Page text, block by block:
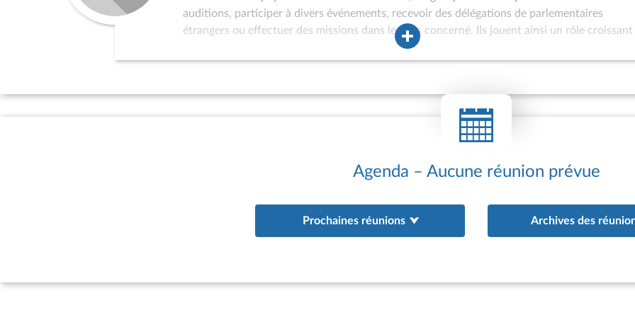
auditions, participer à divers événements, recevoir des délégations de parlementaires
étrangers ou effectuer des missions dans le pays concerné. Ils jouent ainsi un rôle croissant
dans la politique de relations internationales de l’Assemblée nationale et peuvent être
au programme de réception à l’Assemblée des hautes personnalités étrangères ou à
sollicités pour servir de point d’appui aux actions de coopération interparlementaire
par l’Assemblée nationale au bénéfice de parlements étrangers. Depuis 1981, des groupes
d’études à vocation internationale (GEVI) peuvent être constitués afin d’offrir un cadre
existence d’un parlement ; existence de relations diplomatiques avec la France ;
Agenda – Aucune réunion prévue
Prochaines réunions Archives des